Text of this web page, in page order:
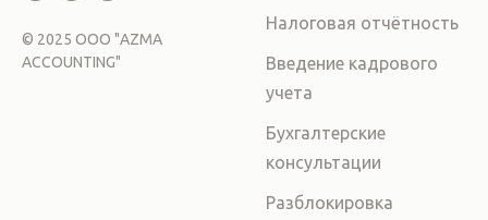
© 2025 ООО "AZMA
ACCOUNTING"
Налоговая отчётность
Введение кадрового
учета
Бухгалтерские
консультации
Разблокировка